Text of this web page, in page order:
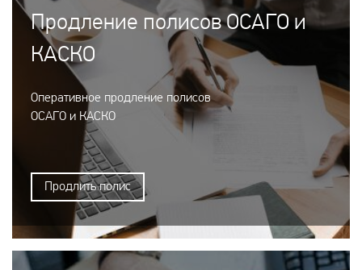
Продление полисов ОСАГО и
КАСКО
Оперативное продление полисов
ОСАГО и КАСКО
Продлить полис